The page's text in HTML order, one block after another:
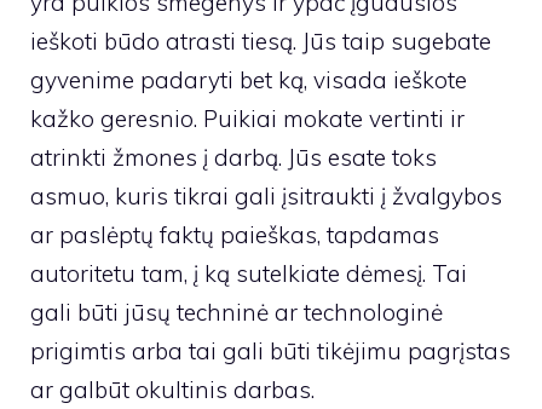
ieškoti būdo atrasti tiesą. Jūs taip sugebate
gyvenime padaryti bet ką, visada ieškote
kažko geresnio. Puikiai mokate vertinti ir
atrinkti žmones į darbą. Jūs esate toks
asmuo, kuris tikrai gali įsitraukti į žvalgybos
ar paslėptų faktų paieškas, tapdamas
autoritetu tam, į ką sutelkiate dėmesį. Tai
gali būti jūsų techninė ar technologinė
prigimtis arba tai gali būti tikėjimu pagrįstas
ar galbūt okultinis darbas.